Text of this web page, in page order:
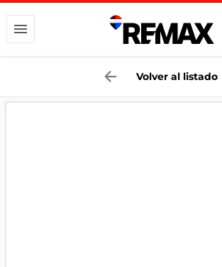
Volver al listado